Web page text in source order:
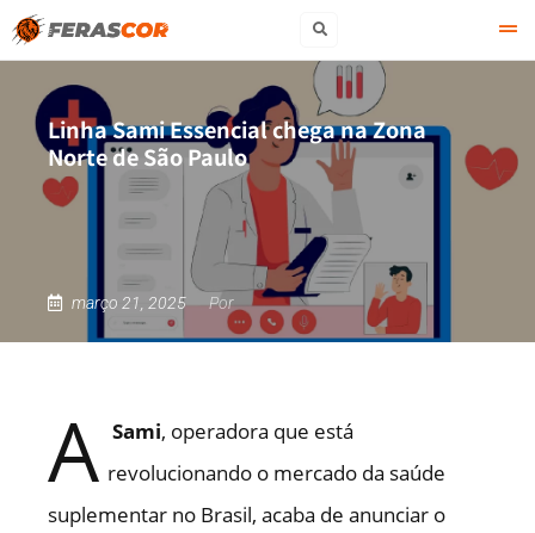
Linha Sami Essencial chega na Zona
Norte de São Paulo
março 21, 2025 Por
A Sami, operadora que está
revolucionando o mercado da saúde
suplementar no Brasil, acaba de anunciar o